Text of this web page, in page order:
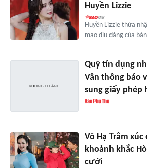
Huyền Lizzie
Huyền Lizzie thừa
mạo dịu dàng của
Quỹ tín dụng
Vân thông báo
sung giấy phép
Võ Hạ Trâm
khoảnh khắc
cưới